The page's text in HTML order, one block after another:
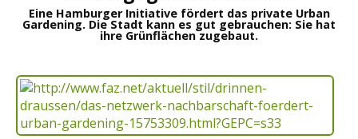
Eine Hamburger Initiative fördert das private Urban
Gardening. Die Stadt kann es gut gebrauchen: Sie hat
ihre Grünflächen zugebaut.